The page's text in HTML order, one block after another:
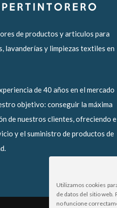
de productos y articulos para
lavanderías y limpiezas textiles en
de 40 años en el mercado
objetivo: conseguir la máxima
de nuestros clientes, ofreciendo
y el suministro de productos de
Utilizamos cookies
de datos del sitio web.
no funcione